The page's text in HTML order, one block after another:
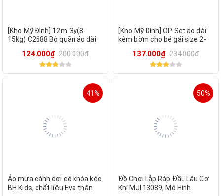
[Kho Mỹ Đình] 12m-3y(8-
15kg) C2688 Bộ quần áo dài
thu đông
124.000₫ 200.000₫
[Kho Mỹ Đình] OP Set áo dài
kèm bờm cho bé gái size 2-
137.000₫ 234.000₫
41%
Áo mưa cánh dơi có khóa kéo
BH Kids, chất liệu Eva thân
50%
Đồ Chơi Lắp Ráp Đầu Lâu Cơ
Khí MJI 13089, Mô Hình